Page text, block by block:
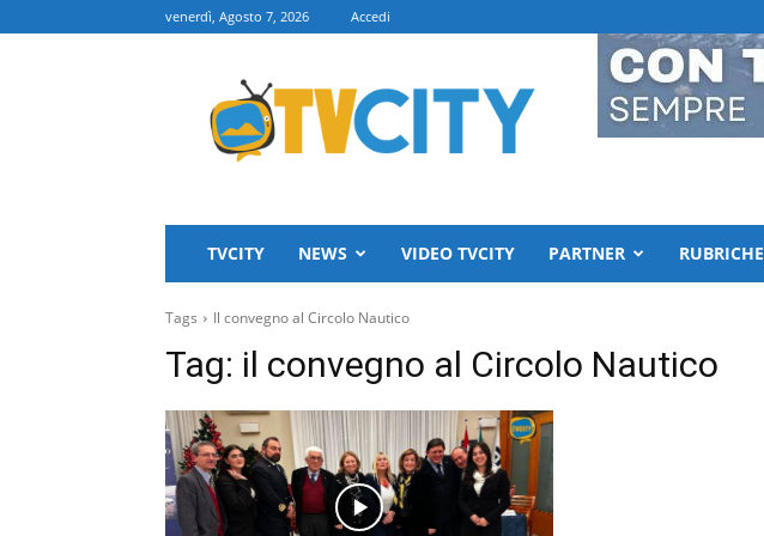
venerdì, Agosto 7, 2026 Accedi
TVCITY
TVCITY NEWS VIDEO TVCITY PARTNER RUBRICHE
Tags Il convegno al Circolo Nautico
Tag: il convegno al Circolo Nautico